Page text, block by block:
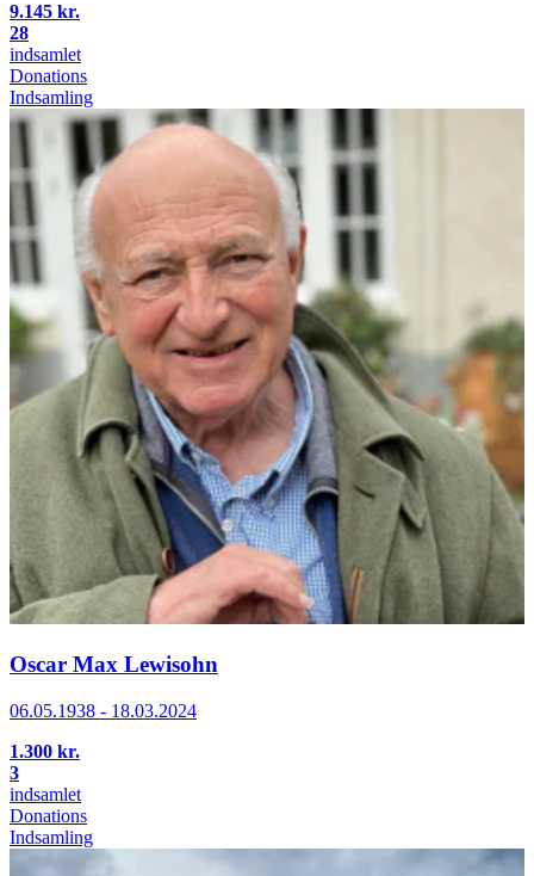
9.145 kr.
28
indsamlet
Donations
Indsamling
Oscar Max Lewisohn
06.05.1938 - 18.03.2024
1.300 kr.
3
indsamlet
Donations
Indsamling